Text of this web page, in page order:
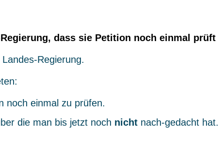
dass sie Petition noch einmal prüft
Regierung.
noch einmal zu prüfen.
die man bis jetzt noch nicht nach-gedacht hat.